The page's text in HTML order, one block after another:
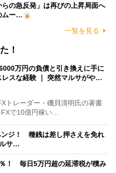
の急反発」は再びの上昇局面へ
ムー…
一覧を見る
！
万円の負債と引き換えに手に
レスな経験 ｜ 突然マルサがや…
トレーダー・磯貝清明氏の著書
FXで10億円稼い…
ンジ！ 種銭は差し押さえを免れ
サ…
！ 毎日5万円超の延滞税が積み